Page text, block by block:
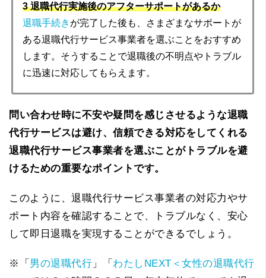
3 退職代行実施後のアフターサポートがあるか
退職手続き が完了した後も、さまざまなサポートが
ある退職代行サービス事業者を選ぶことをおすすめ
します。そうすることで退職後の不明点やトラブル
に迅速に対応してもらえます。
問い合わせ時に不安や疑問を感じさせるような退職
代行サービスは避け、信頼できる対応をしてくれる
退職代行サービス事業者を選ぶことがトラブルを避
けるための重要なポイントです。
このように、退職代行サービス事業者の対応力やサ
ポート内容を確認することで、トラブルなく、安心
して即日退職を実現することができるでしょう。
※「 男の退職代行 」「 わたしNEXT＜女性の退職代行